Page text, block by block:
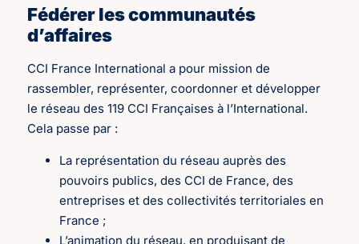
Fédérer les communautés
d’affaires
CCI France International a pour mission de
rassembler, représenter, coordonner et développer
le réseau des 119 CCI Françaises à l’International.
Cela passe par :
La représentation du réseau auprès des
pouvoirs publics, des CCI de France, des
entreprises et des collectivités territoriales en
France ;
L’animation du réseau, en produisant de